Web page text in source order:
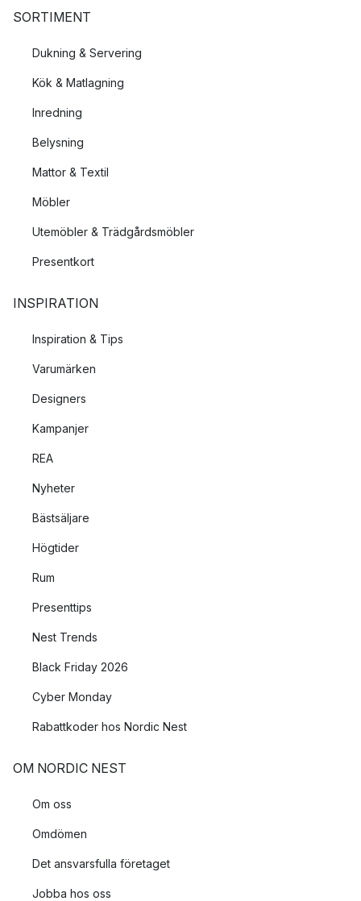
SORTIMENT
Dukning & Servering
Kök & Matlagning
Inredning
Belysning
Mattor & Textil
Möbler
Utemöbler & Trädgårdsmöbler
Presentkort
INSPIRATION
Inspiration & Tips
Varumärken
Designers
Kampanjer
REA
Nyheter
Bästsäljare
Högtider
Rum
Presenttips
Nest Trends
Black Friday 2026
Cyber Monday
Rabattkoder hos Nordic Nest
OM NORDIC NEST
Om oss
Omdömen
Det ansvarsfulla företaget
Jobba hos oss